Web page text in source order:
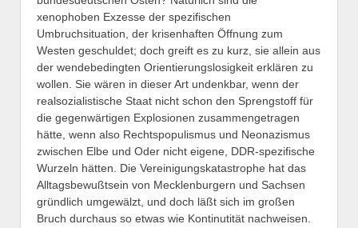
xenophoben Exzesse der spezifischen
Umbruchsituation, der krisenhaften Öffnung zum
Westen geschuldet; doch greift es zu kurz, sie allein aus
der wendebedingten Orientierungslosigkeit erklären zu
wollen. Sie wären in dieser Art undenkbar, wenn der
realsozialistische Staat nicht schon den Sprengstoff für
die gegenwärtigen Explosionen zusammengetragen
hätte, wenn also Rechtspopulismus und Neonazismus
zwischen Elbe und Oder nicht eigene, DDR-spezifische
Wurzeln hätten. Die Vereinigungskatastrophe hat das
Alltagsbewußtsein von Mecklenburgern und Sachsen
gründlich umgewälzt, und doch läßt sich im großen
Bruch durchaus so etwas wie Kontinutität nachweisen.